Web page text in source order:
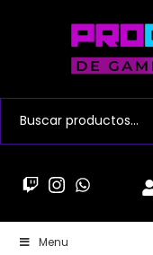
Menu